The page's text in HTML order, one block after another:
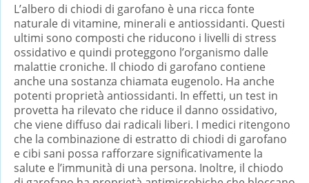
L’albero di chiodi di garofano è una ricca fonte
naturale di vitamine, minerali e antiossidanti. Questi
ultimi sono composti che riducono i livelli di stress
ossidativo e quindi proteggono l’organismo dalle
malattie croniche. Il chiodo di garofano contiene
anche una sostanza chiamata eugenolo. Ha anche
potenti proprietà antiossidanti. In effetti, un test in
provetta ha rilevato che riduce il danno ossidativo,
che viene diffuso dai radicali liberi. I medici ritengono
che la combinazione di estratto di chiodi di garofano
e cibi sani possa rafforzare significativamente la
salute e l’immunità di una persona. Inoltre, il chiodo